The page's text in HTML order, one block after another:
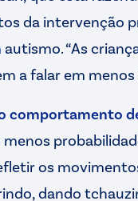
da intervenção
“As
a falar em menos
comportamento
menos
os
dando